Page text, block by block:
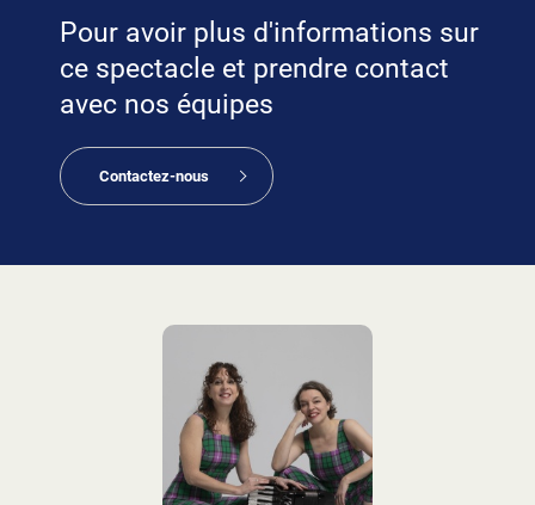
Pour avoir plus d'informations sur
ce spectacle et prendre contact
avec nos équipes
Contactez-nous